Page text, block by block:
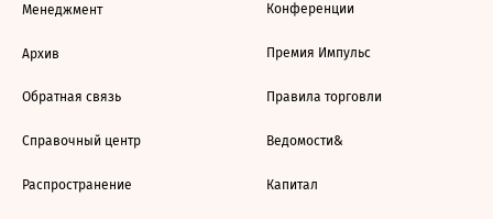
Менеджмент
Архив
Обратная связь
Справочный центр
Распространение
Конференции
Премия Импульс
Правила торговли
Ведомости&
Капитал